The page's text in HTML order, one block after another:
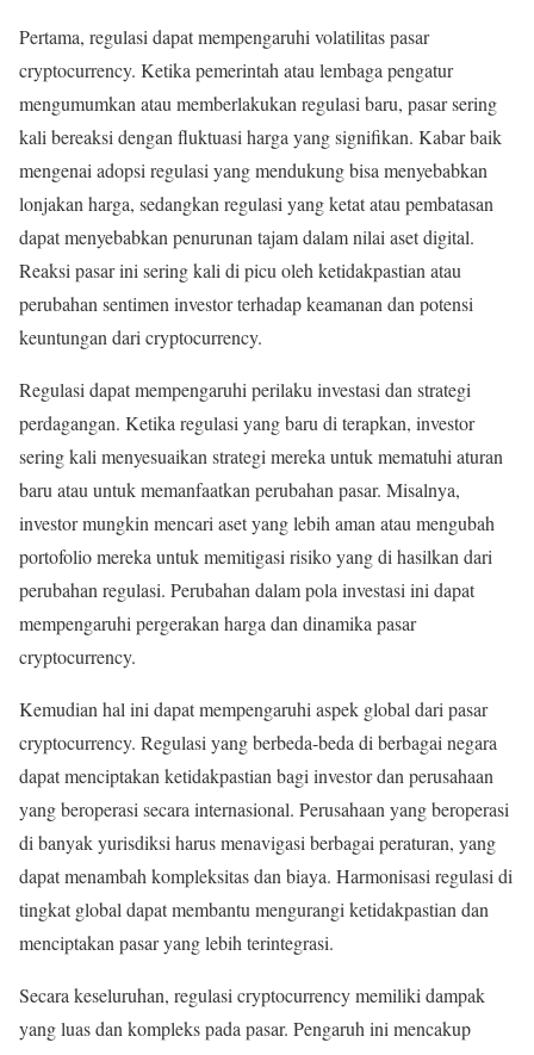
Pertama, regulasi dapat mempengaruhi volatilitas pasar
cryptocurrency. Ketika pemerintah atau lembaga pengatur
mengumumkan atau memberlakukan regulasi baru, pasar sering
kali bereaksi dengan fluktuasi harga yang signifikan. Kabar baik
mengenai adopsi regulasi yang mendukung bisa menyebabkan
lonjakan harga, sedangkan regulasi yang ketat atau pembatasan
dapat menyebabkan penurunan tajam dalam nilai aset digital.
Reaksi pasar ini sering kali di picu oleh ketidakpastian atau
perubahan sentimen investor terhadap keamanan dan potensi
keuntungan dari cryptocurrency.
Regulasi dapat mempengaruhi perilaku investasi dan strategi
perdagangan. Ketika regulasi yang baru di terapkan, investor
sering kali menyesuaikan strategi mereka untuk mematuhi aturan
baru atau untuk memanfaatkan perubahan pasar. Misalnya,
investor mungkin mencari aset yang lebih aman atau mengubah
portofolio mereka untuk memitigasi risiko yang di hasilkan dari
perubahan regulasi. Perubahan dalam pola investasi ini dapat
mempengaruhi pergerakan harga dan dinamika pasar
cryptocurrency.
Kemudian hal ini dapat mempengaruhi aspek global dari pasar
cryptocurrency. Regulasi yang berbeda-beda di berbagai negara
dapat menciptakan ketidakpastian bagi investor dan perusahaan
yang beroperasi secara internasional. Perusahaan yang beroperasi
di banyak yurisdiksi harus menavigasi berbagai peraturan, yang
dapat menambah kompleksitas dan biaya. Harmonisasi regulasi di
tingkat global dapat membantu mengurangi ketidakpastian dan
menciptakan pasar yang lebih terintegrasi.
Secara keseluruhan, regulasi cryptocurrency memiliki dampak
yang luas dan kompleks pada pasar. Pengaruh ini mencakup